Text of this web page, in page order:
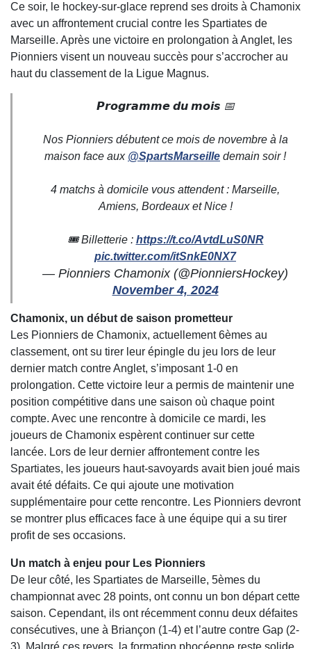
Ce soir, le hockey-sur-glace reprend ses droits à Chamonix
avec un affrontement crucial contre les Spartiates de
Marseille. Après une victoire en prolongation à Anglet, les
Pionniers visent un nouveau succès pour s’accrocher au
haut du classement de la Ligue Magnus.
𝙋𝙧𝙤𝙜𝙧𝙖𝙢𝙢𝙚 𝙙𝙪 𝙢𝙤𝙞𝙨 📅
Nos Pionniers débutent ce mois de novembre à la
maison face aux @SpartsMarseille demain soir !
4 matchs à domicile vous attendent : Marseille,
Amiens, Bordeaux et Nice !
🎟️ Billetterie : https://t.co/AvtdLuS0NR
pic.twitter.com/itSnkE0NX7
— Pionniers Chamonix (@PionniersHockey)
November 4, 2024
Chamonix, un début de saison prometteur
Les Pionniers de Chamonix, actuellement 6èmes au
classement, ont su tirer leur épingle du jeu lors de leur
dernier match contre Anglet, s’imposant 1-0 en
prolongation. Cette victoire leur a permis de maintenir une
position compétitive dans une saison où chaque point
compte. Avec une rencontre à domicile ce mardi, les
joueurs de Chamonix espèrent continuer sur cette
lancée. Lors de leur dernier affrontement contre les
Spartiates, les joueurs haut-savoyards avait bien joué mais
avait été défaits. Ce qui ajoute une motivation
supplémentaire pour cette rencontre. Les Pionniers devront
se montrer plus efficaces face à une équipe qui a su tirer
profit de ses occasions.
Un match à enjeu pour Les Pionniers
De leur côté, les Spartiates de Marseille, 5èmes du
championnat avec 28 points, ont connu un bon départ cette
saison. Cependant, ils ont récemment connu deux défaites
consécutives, une à Briançon (1-4) et l’autre contre Gap (2-